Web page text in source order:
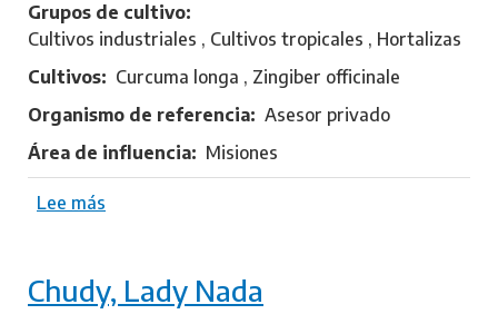
n
e
,
R
Grupos de cultivo
Cultivos industriales , Cultivos tropicales , Hortalizas
Cultivos
Curcuma longa , Zingiber officinale
Organismo de referencia
Asesor privado
Área de influencia
Misiones
Lee más
r
e
Chudy, Lady Nada